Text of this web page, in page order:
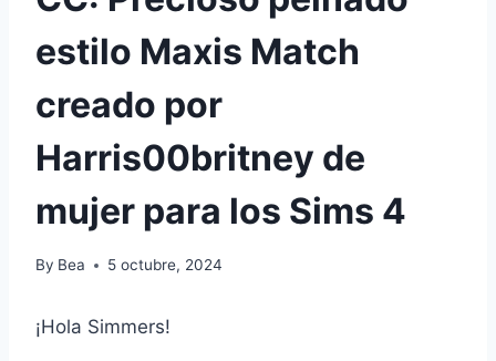
estilo Maxis Match
creado por
Harris00britney de
mujer para los Sims 4
By Bea 5 octubre, 2024
¡Hola Simmers!